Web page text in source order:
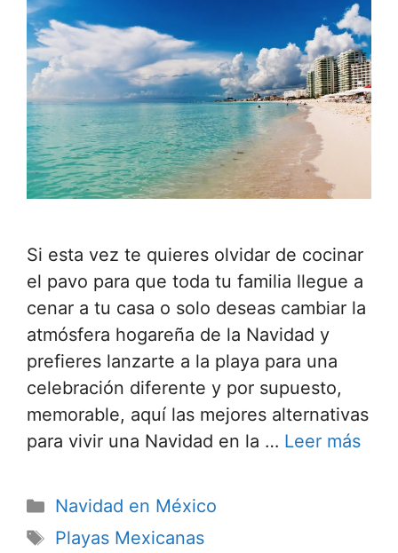
Si esta vez te quieres olvidar de cocinar
el pavo para que toda tu familia llegue a
cenar a tu casa o solo deseas cambiar la
atmósfera hogareña de la Navidad y
prefieres lanzarte a la playa para una
celebración diferente y por supuesto,
memorable, aquí las mejores alternativas
para vivir una Navidad en la … Leer más
Categorías
Navidad en México
Etiquetas
Playas Mexicanas